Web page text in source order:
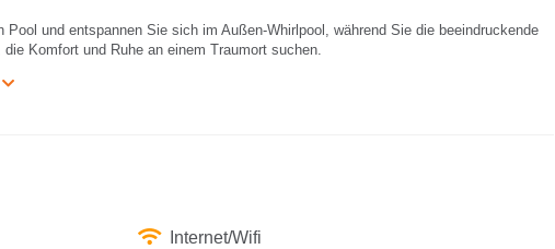
und entspannen Sie sich im Außen-Whirlpool, während Sie die beeindruckende
Komfort und Ruhe an einem Traumort suchen.
Internet/Wifi